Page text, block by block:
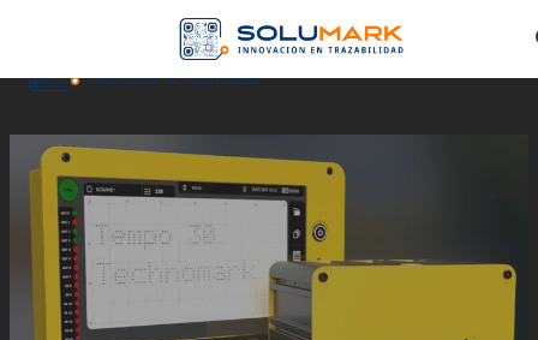
Skip to main content Skip to footer